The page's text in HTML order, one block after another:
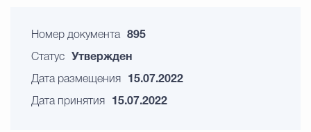
Номер документа 895
Статус Утвержден
Дата размещения 15.07.2022
Дата принятия 15.07.2022